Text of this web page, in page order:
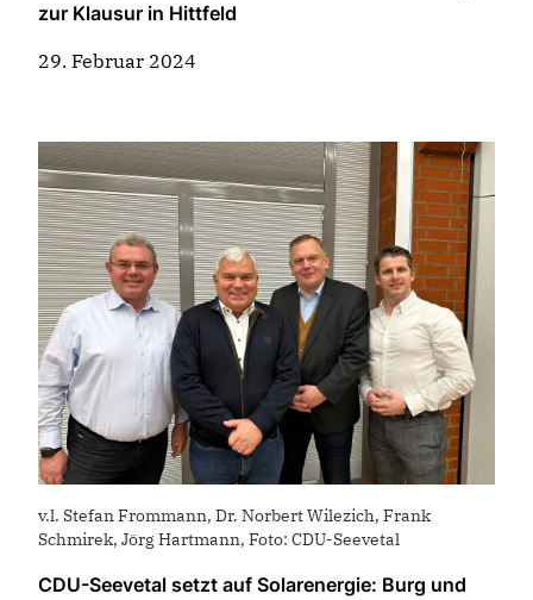
zur Klausur in Hittfeld
29. Februar 2024
v.l. Stefan Frommann, Dr. Norbert Wilezich, Frank
Schmirek, Jörg Hartmann, Foto: CDU-Seevetal
CDU-Seevetal setzt auf Solarenergie: Burg und